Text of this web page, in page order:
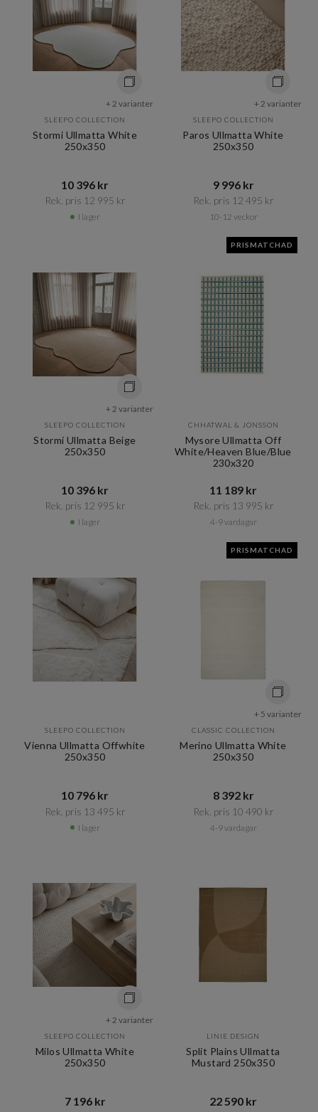
+ 2 varianter
SLEEPO COLLECTION
Stormi Ullmatta White
250x350
10 396 kr​​
Rek. pris 12 995 kr​​
I lager
+ 2 varianter
SLEEPO COLLECTION
Paros Ullmatta White
250x350
9 996 kr​​
Rek. pris 12 495 kr​​
10-12 veckor
+ 2 varianter
SLEEPO COLLECTION
Stormi Ullmatta Beige
250x350
10 396 kr​​
Rek. pris 12 995 kr​​
I lager
PRISMATCHAD
CHHATWAL & JONSSON
Mysore Ullmatta Off
White/Heaven Blue/Blue
230x320
11 189 kr​​
Rek. pris 13 995 kr​​
4-9 vardagar
SLEEPO COLLECTION
Vienna Ullmatta Offwhite
250x350
10 796 kr​​
Rek. pris 13 495 kr​​
I lager
PRISMATCHAD
+ 5 varianter
CLASSIC COLLECTION
Merino Ullmatta White
250x350
8 392 kr​​
Rek. pris 10 490 kr​​
4-9 vardagar
+ 2 varianter
SLEEPO COLLECTION
Milos Ullmatta White
250x350
7 196 kr​​
LINIE DESIGN
Split Plains Ullmatta
Mustard 250x350
22 590 kr​​